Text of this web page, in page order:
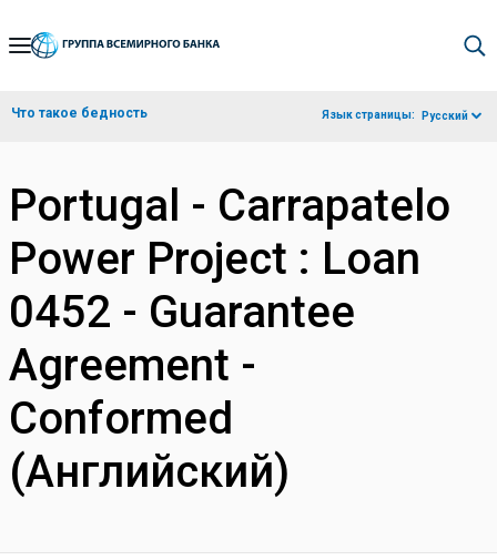
Skip
Navigation
Что такое бедность Язык страницы: Русский
Portugal - Carrapatelo
Power Project : Loan
0452 - Guarantee
Agreement -
Conformed
(Английский)